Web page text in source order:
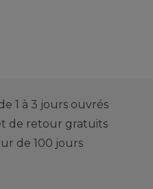
1 à 3 jours ouvrés
de retour gratuits
de 100 jours